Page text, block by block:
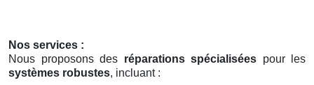
Nos services :
Nous proposons des réparations spécialisées pour les
systèmes robustes, incluant :